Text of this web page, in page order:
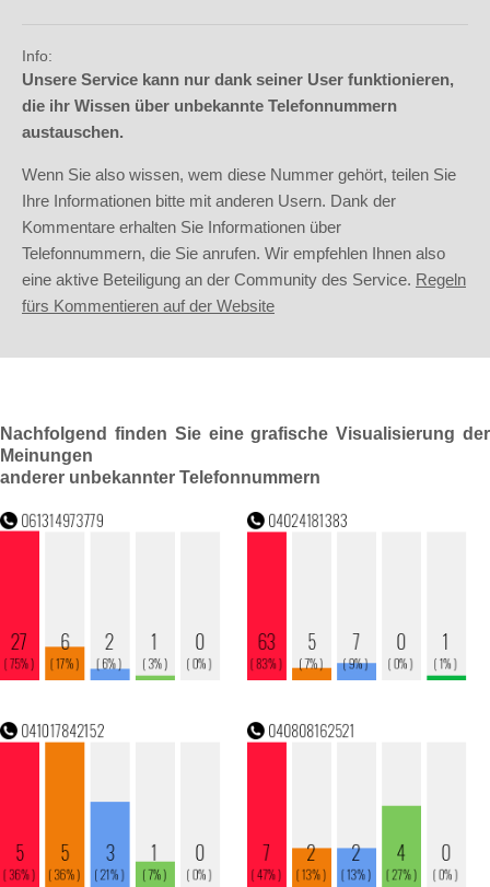
Info:
Unsere Service kann nur dank seiner User funktionieren,
die ihr Wissen über unbekannte Telefonnummern
austauschen.
Wenn Sie also wissen, wem diese Nummer gehört, teilen Sie
Ihre Informationen bitte mit anderen Usern. Dank der
Kommentare erhalten Sie Informationen über
Telefonnummern, die Sie anrufen. Wir empfehlen Ihnen also
eine aktive Beteiligung an der Community des Service. Regeln
fürs Kommentieren auf der Website
Nachfolgend finden Sie eine grafische Visualisierung der
Meinungen
anderer unbekannter Telefonnummern